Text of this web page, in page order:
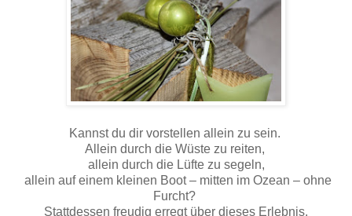
Kannst du dir vorstellen allein zu sein.
Allein durch die Wüste zu reiten,
allein durch die Lüfte zu segeln,
allein auf einem kleinen Boot – mitten im Ozean – ohne
Furcht?
Stattdessen freudig erregt über dieses Erlebnis.